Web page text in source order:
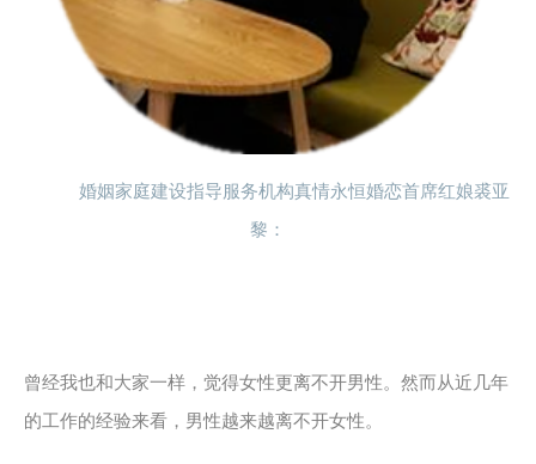
婚姻家庭建设指导服务机构真情永恒婚恋首席红娘裘亚
黎：
曾经我也和大家一样，觉得女性更离不开男性。然而从近几年
的工作的经验来看，男性越来越离不开女性。